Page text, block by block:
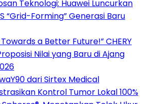
Teknologi: Huawei Luncurkan
“Grid-Forming” Generasi Baru
a Better Future!” CHERY
Nilai yang Baru di Ajang
dari Sirtex Medical
Kontrol Tumor Lokal 100%